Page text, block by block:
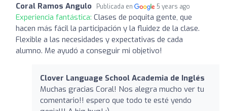
Coral Ramos Angulo Publicada en 5 years ago
Experiencia fantástica: Clases de poquita gente, que
hacen más fácil la participación y la fluidez de la clase.
Flexible a las necesidades y expectativas de cada
alumno. Me ayudó a conseguir mi objetivo!
Clover Language School Academia de Inglés
Muchas gracias Coral! Nos alegra mucho ver tu
comentario!! espero que todo te esté yendo